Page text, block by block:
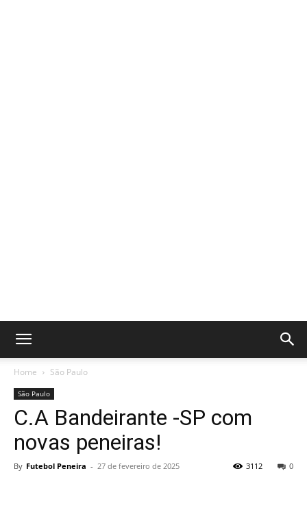
Home São Paulo
São Paulo
C.A Bandeirante -SP com
novas peneiras!
By Futebol Peneira - 27 de fevereiro de 2025 0
3112